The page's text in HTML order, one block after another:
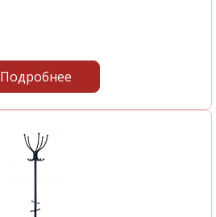
Подробнее